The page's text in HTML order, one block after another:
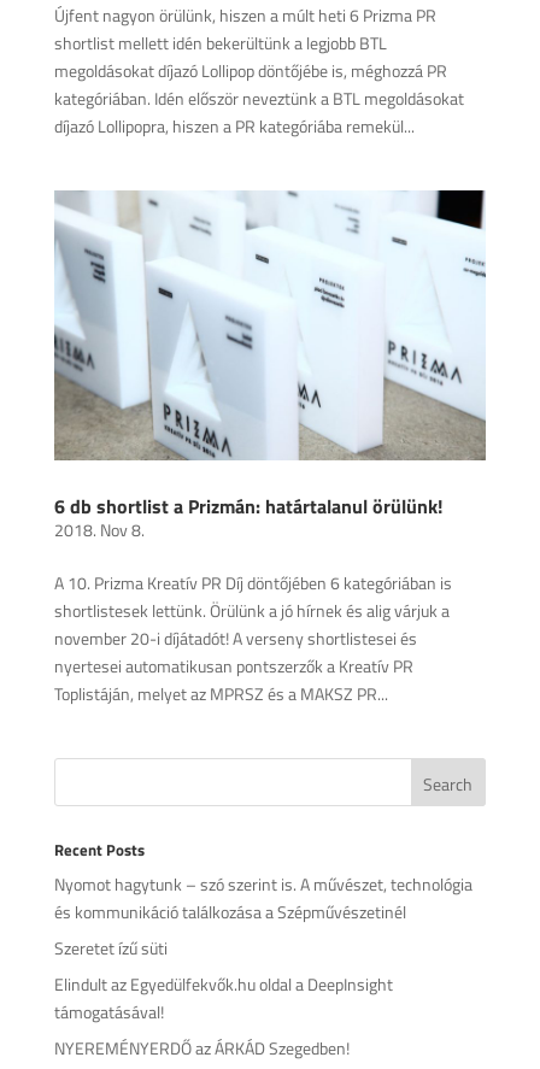
Újfent nagyon örülünk, hiszen a múlt heti 6 Prizma PR
shortlist mellett idén bekerültünk a legjobb BTL
megoldásokat díjazó Lollipop döntőjébe is, méghozzá PR
kategóriában. Idén először neveztünk a BTL megoldásokat
díjazó Lollipopra, hiszen a PR kategóriába remekül...
6 db shortlist a Prizmán: határtalanul örülünk!
2018. Nov 8.
A 10. Prizma Kreatív PR Díj döntőjében 6 kategóriában is
shortlistesek lettünk. Örülünk a jó hírnek és alig várjuk a
november 20-i díjátadót! A verseny shortlistesei és
nyertesei automatikusan pontszerzők a Kreatív PR
Toplistáján, melyet az MPRSZ és a MAKSZ PR...
Recent Posts
Nyomot hagytunk – szó szerint is. A művészet, technológia
és kommunikáció találkozása a Szépművészetinél
Szeretet ízű süti
Elindult az Egyedülfekvők.hu oldal a DeepInsight
támogatásával!
NYEREMÉNYERDŐ az ÁRKÁD Szegedben!